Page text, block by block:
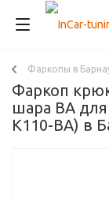
Фаркопы в
Фаркоп
шара BA для
K110-BA) в